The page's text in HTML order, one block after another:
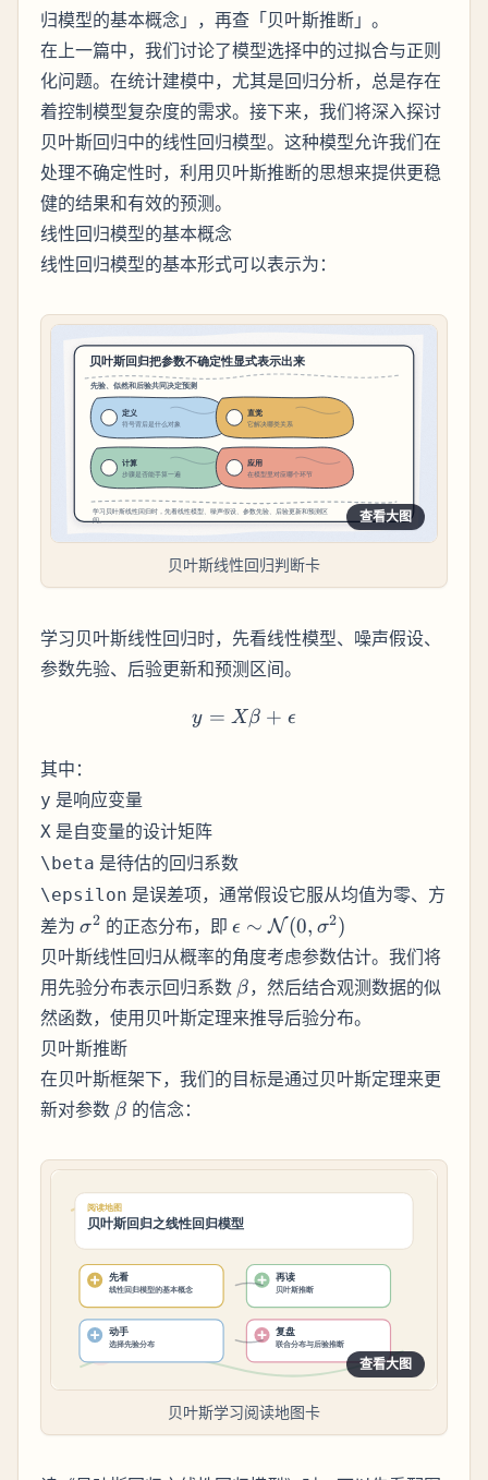
归模型的基本概念」，再查「贝叶斯推断」。
在上一篇中，我们讨论了模型选择中的过拟合与正则
化问题。在统计建模中，尤其是回归分析，总是存在
着控制模型复杂度的需求。接下来，我们将深入探讨
贝叶斯回归中的线性回归模型。这种模型允许我们在
处理不确定性时，利用贝叶斯推断的思想来提供更稳
健的结果和有效的预测。
线性回归模型的基本概念
线性回归模型的基本形式可以表示为：
查看大图
贝叶斯线性回归判断卡
学习贝叶斯线性回归时，先看线性模型、噪声假设、
参数先验、后验更新和预测区间。
y = X\beta + \epsilon
y = Xβ + ϵ
其中：
y 是响应变量
X 是自变量的设计矩阵
\beta 是待估的回归系数
\epsilon 是误差项，通常假设它服从均值为零、方
差为 \sigma^2
σ2 的正态分布，即 \epsilon \sim
\mathcal{N}
(0,
\sigma^2)
ϵ ∼ N (0, σ2)
贝叶斯线性回归从概率的角度考虑参数估计。我们将
用先验分布表示回归系数 \beta
β，然后结合观测数据的似
然函数，使用贝叶斯定理来推导后验分布。
贝叶斯推断
在贝叶斯框架下，我们的目标是通过贝叶斯定理来更
新对参数 \beta
β 的信念：
查看大图
贝叶斯学习阅读地图卡